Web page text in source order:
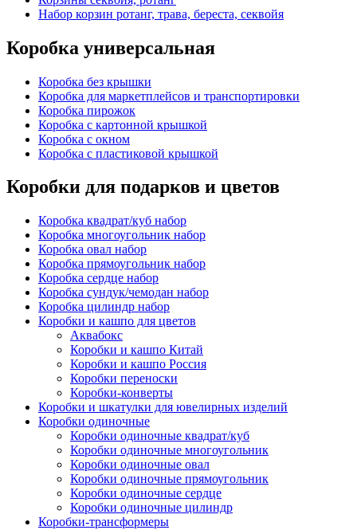
Набор корзин ротанг, трава, береста, секвойя
Коробка универсальная
Коробка без крышки
Коробка для маркетплейсов и транспортировки
Коробка пирожок
Коробка с картонной крышкой
Коробка с окном
Коробка с пластиковой крышкой
Коробки для подарков и цветов
Коробка квадрат/куб набор
Коробка многоугольник набор
Коробка овал набор
Коробка прямоугольник набор
Коробка сердце набор
Коробка сундук/чемодан набор
Коробка цилиндр набор
Коробки и кашпо для цветов
Аквабокс
Коробки и кашпо Китай
Коробки и кашпо Россия
Коробки переноски
Коробки-конверты
Коробки и шкатулки для ювелирных изделий
Коробки одиночные
Коробки одиночные квадрат/куб
Коробки одиночные многоугольник
Коробки одиночные овал
Коробки одиночные прямоугольник
Коробки одиночные сердце
Коробки одиночные цилиндр
Коробки-трансформеры